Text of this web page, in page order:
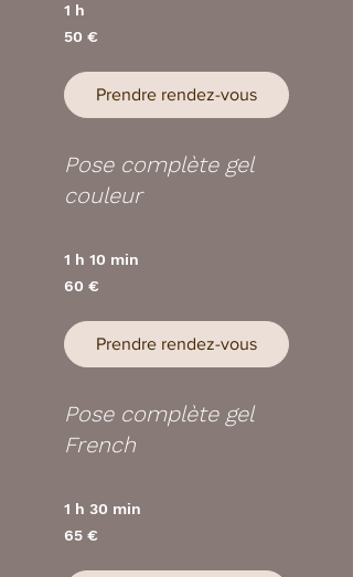
1 h
euros
50 €
Prendre rendez-vous
Pose complète gel
couleur
1 h 10 min
euros
60 €
Prendre rendez-vous
Pose complète gel
French
1 h 30 min
euros
65 €